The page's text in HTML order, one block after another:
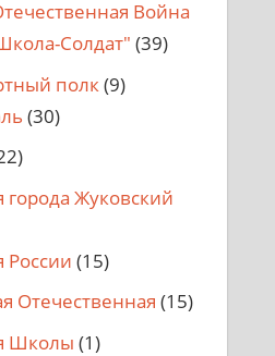
Война
Солдат" (39)
полк(9)
(30)
города Жуковский
России (15)
Отечественная (15)
Школы (1)